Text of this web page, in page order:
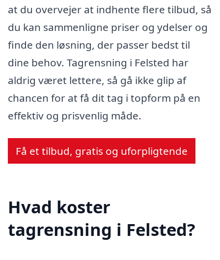
at du overvejer at indhente flere tilbud, så
du kan sammenligne priser og ydelser og
finde den løsning, der passer bedst til
dine behov. Tagrensning i Felsted har
aldrig været lettere, så gå ikke glip af
chancen for at få dit tag i topform på en
effektiv og prisvenlig måde.
Få et tilbud, gratis og uforpligtende
Hvad koster
tagrensning i Felsted?